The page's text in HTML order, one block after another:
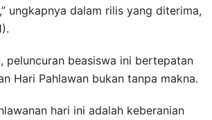
ungkapnya dalam rilis yang diterima,
peluncuran beasiswa ini bertepatan
Hari Pahlawan bukan tanpa makna.
hari ini adalah keberanian